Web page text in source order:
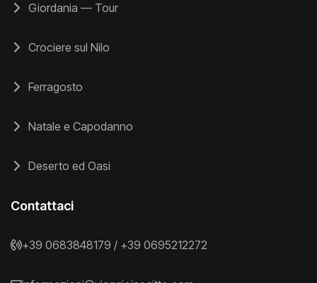
Giordania — Tour
Crociere sul Nilo
Ferragosto
Natale e Capodanno
Deserto ed Oasi
Contattaci
+39 0683848179 / +39 0695212272